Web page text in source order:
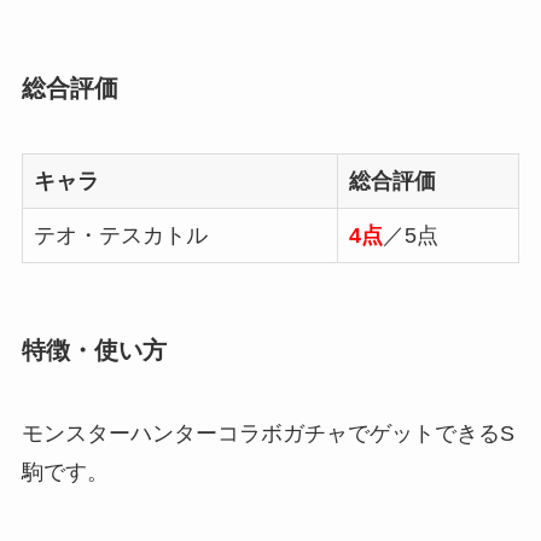
総合評価
キャラ 総合評価
テオ・テスカトル 4点 ／5点
特徴・使い方
モンスターハンターコラボガチャでゲットできるS
駒です。